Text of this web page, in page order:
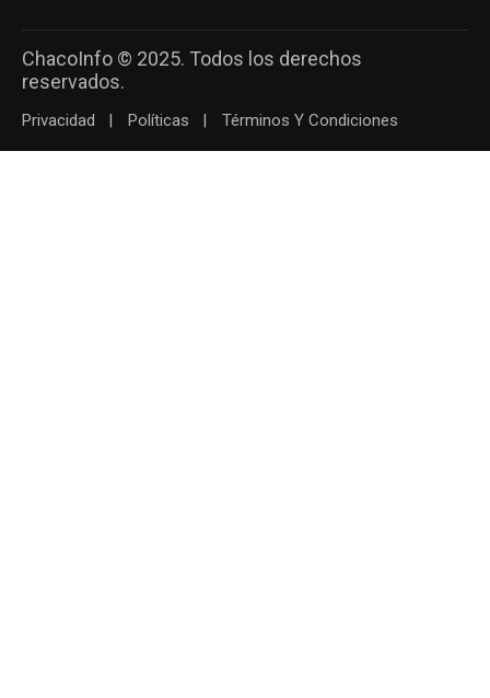
ChacoInfo © 2025. Todos los derechos
reservados.
Privacidad Políticas Términos Y Condiciones